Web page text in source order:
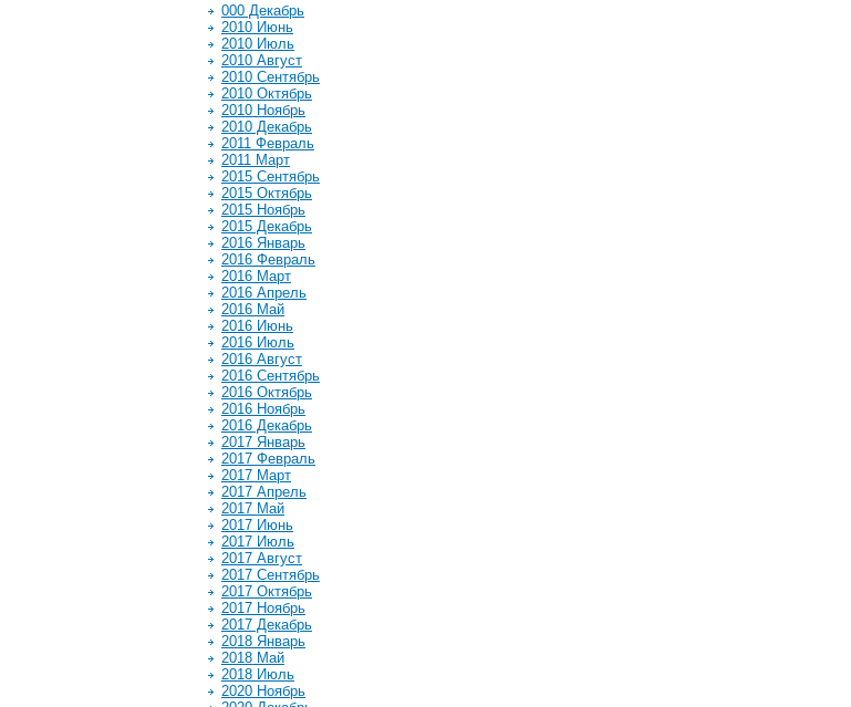
000 Декабрь
2010 Июнь
2010 Июль
2010 Август
2010 Сентябрь
2010 Октябрь
2010 Ноябрь
2010 Декабрь
2011 Февраль
2011 Март
2015 Сентябрь
2015 Октябрь
2015 Ноябрь
2015 Декабрь
2016 Январь
2016 Февраль
2016 Март
2016 Апрель
2016 Май
2016 Июнь
2016 Июль
2016 Август
2016 Сентябрь
2016 Октябрь
2016 Ноябрь
2016 Декабрь
2017 Январь
2017 Февраль
2017 Март
2017 Апрель
2017 Май
2017 Июнь
2017 Июль
2017 Август
2017 Сентябрь
2017 Октябрь
2017 Ноябрь
2017 Декабрь
2018 Январь
2018 Май
2018 Июль
2020 Ноябрь